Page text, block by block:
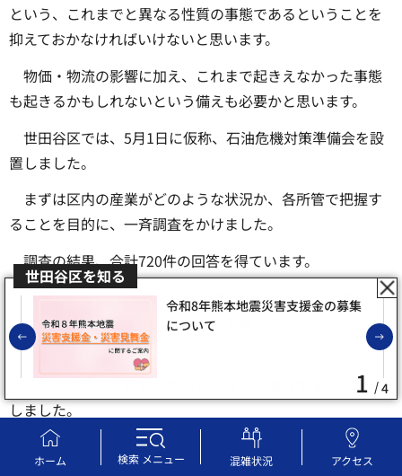
ホーム 検索メニュー 混雑状況 アクセス
という、これまでと異なる性質の事態であるということを
抑えておかなければいけないと思います。
物価・物流の影響に加え、これまで起きえなかった事態
も起きるかもしれないという備えも必要かと思います。
世田谷区では、5月1日に仮称、石油危機対策準備会を設
置しました。
まずは区内の産業がどのような状況か、各所管で把握す
ることを目的に、一斉調査をかけました。
調査の結果、合計720件の回答を得ています。
影響としては、物資の調達、工事・契約関係、公共サー
ビスの継続、区民生活、安全・衛生面まで広がっているこ
とが特徴です。
そのため昨日、正式に世田谷区資源危機対策本部を設置
しました。
引き続き、必要な情報収集とそれに対する対策を、遅れ
ることなく講じていくということを決定しました。
世田谷区を知る
前のスライドを表示
1 4
令和8年熊本地震災害支援金の募集
について